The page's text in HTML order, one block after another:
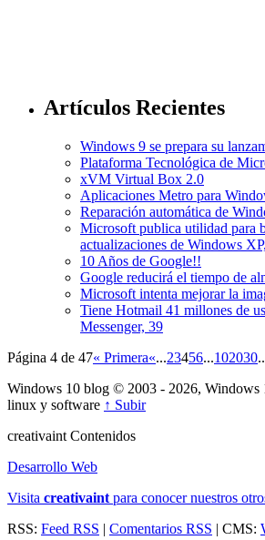
Artículos Recientes
Windows 9 se prepara su
Plataforma Tecnológica de
xVM Virtual Box 2.0
Aplicaciones Metro para
Reparación automática de
Microsoft publica utilidad para
actualizaciones de Windows
10 Años de Google!!
Google reducirá el tiempo de
Microsoft intenta mejorar la
Tiene Hotmail 41 millones de
Messenger, 39
Página 4 de 47« Primera«...23456...102030
Windows 10 blog © 2003 - 2026, Windows
linux y software ↑ Subir
creativaint Contenidos
Desarrollo Web
Visita creativaint para conocer nuestros
RSS: Feed RSS | Comentarios RSS | CMS: